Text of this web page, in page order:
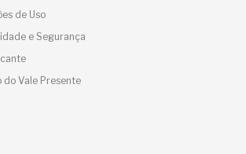
de Uso
e Segurança
do Vale Presente